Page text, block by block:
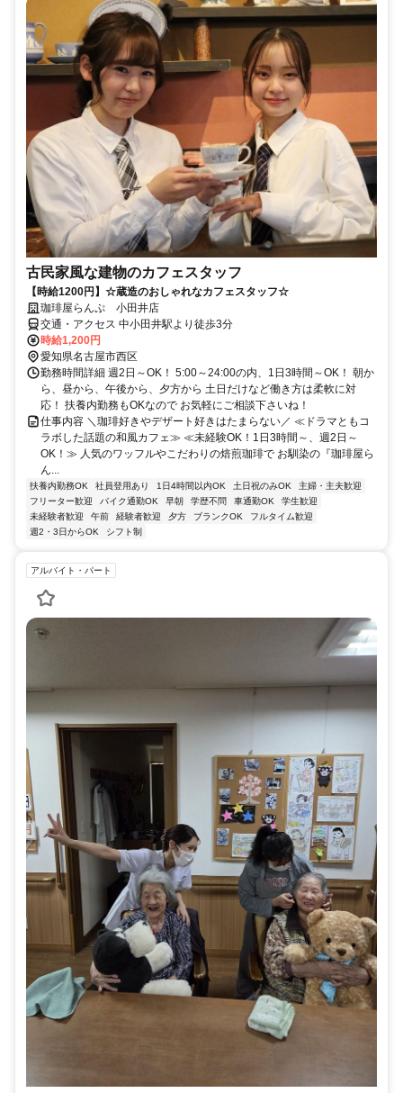
古民家風な建物のカフェスタッフ
【時給1200円】☆蔵造のおしゃれなカフェスタッフ☆
珈琲屋らんぷ 小田井店
交通・アクセス 中小田井駅より徒歩3分
時給1,200円
愛知県名古屋市西区
勤務時間詳細 週2日～OK！ 5:00～24:00の内、1日3時間～OK！ 朝か
ら、昼から、午後から、夕方から 土日だけなど働き方は柔軟に対
応！ 扶養内勤務もOKなので お気軽にご相談下さいね！
仕事内容 ＼珈琲好きやデザート好きはたまらない／ ≪ドラマともコ
ラボした話題の和風カフェ≫ ≪未経験OK！1日3時間～、週2日～
OK！≫ 人気のワッフルやこだわりの焙煎珈琲で お馴染の『珈琲屋ら
ん...
扶養内勤務OK 社員登用あり 1日4時間以内OK 土日祝のみOK
主婦・主夫歓迎
フリーター歓迎
バイク通勤OK 早朝 学歴不問 車通勤OK
学生歓迎
未経験者歓迎
午前 経験者歓迎 夕方 ブランクOK
フルタイム歓迎
週2・3日からOK
シフト制
アルバイト・パート